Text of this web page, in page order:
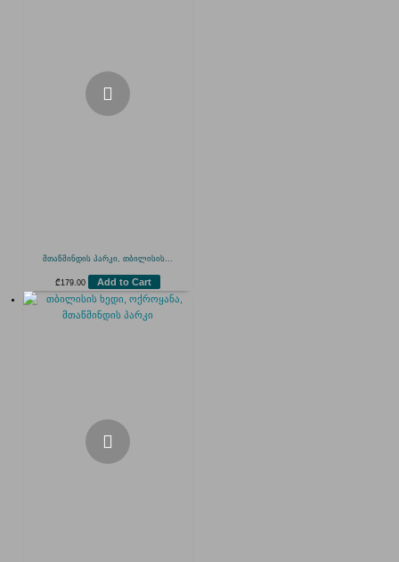
მთაწმინდის პარკი, თბილისის...
₾ 179.00 Add to Cart